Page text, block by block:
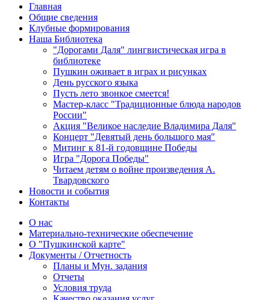
Главная
Общие сведения
Клубные формирования
Наша Библиотека
"Дорогами Даля" лингвистическая игра в
библиотеке
Пушкин оживает в играх и рисунках
День русского языка
Пусть лето звонкое смеется!
Мастер-класс "Традиционные блюда народов
России"
Акция "Великое наследие Владимира Даля"
Концерт "Девятый день большого мая"
Митинг к 81-й годовщине Победы
Игра "Дорога Победы"
Читаем детям о войне произведения А.
Твардовского
Новости и события
Контакты
О нас
Материально-технические обеспечение
О "Пушкинской карте"
Документы / Отчетность
Планы и Мун. задания
Отчеты
Условия труда